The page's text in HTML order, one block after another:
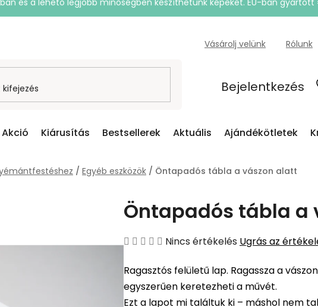
és a lehető legjobb minőségben készíthetünk képeket. EU-ban gyártott
Vásárolj velünk Rólunk
Bejelentkezés
Akció Kiárusítás Bestsellerek Aktuális Ajándékötletek
/ Egyéb eszközök / Öntapadós tábla a vászon alatt
Öntapadós tábla a
A
átlagos
értékelése
Nincs értékelés Ugrás az
Ragasztós felületű lap. Ragassza a
egyszerűen keretezheti a művét.
Ezt a lapot mi találtuk ki – máshol nem